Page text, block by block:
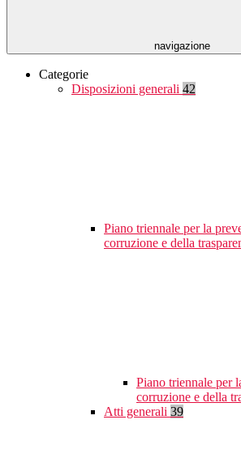
navigazione
Categorie
Disposizioni generali 42
Piano triennale per la
corruzione e della
Piano triennale per
corruzione e della
Atti generali 39